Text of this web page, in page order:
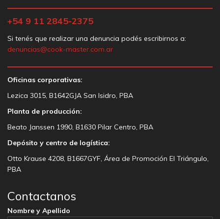
+54 9 11 2845-2375
Si tenés que realizar una denuncia podés escribirnos a:
denuncias@cook-master.com.ar
Oficinas corporativas:
Lezica 3015, B1642GJA San Isidro, PBA
Planta de producción:
Beato Janssen 1990, B1630 Pilar Centro, PBA
Depósito y centro de logística:
Otto Krause 4208, B1667GYF, Área de Promoción El Triángulo,
PBA
Contactanos
Nombre y Apellido